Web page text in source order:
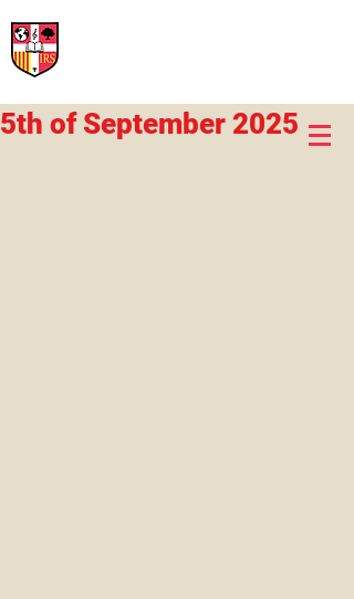
5th of September 2025